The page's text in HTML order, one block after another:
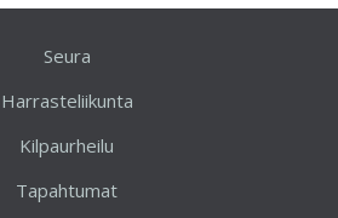
Seura
Harrasteliikunta
Kilpaurheilu
Tapahtumat